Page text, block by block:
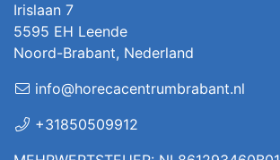
Irislaan 7
5595 EH Leende
Noord-Brabant, Nederland
info@horecacentrumbrabant.nl
+31850509912